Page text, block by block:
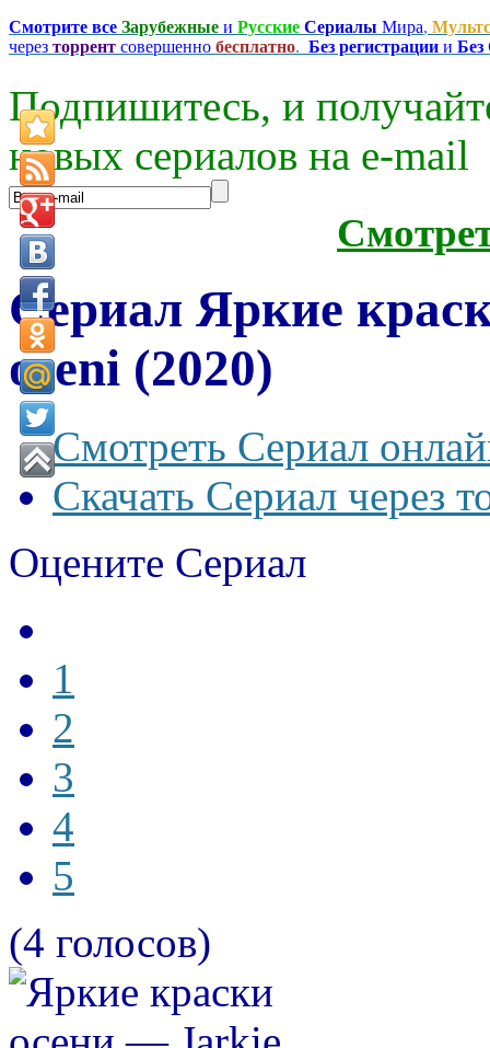
Смотрите все Зарубежные и Русские Сериалы Мира,
через торрент совершенно бесплатно. Без регистрации и
Подпишитесь, и
новых сериалов на e-mаil
Сериал Яркие
oseni (2020)
Смотреть Сериал
Скачать Сериал через
Оцените Сериал
1
2
3
4
5
(4 голосов)